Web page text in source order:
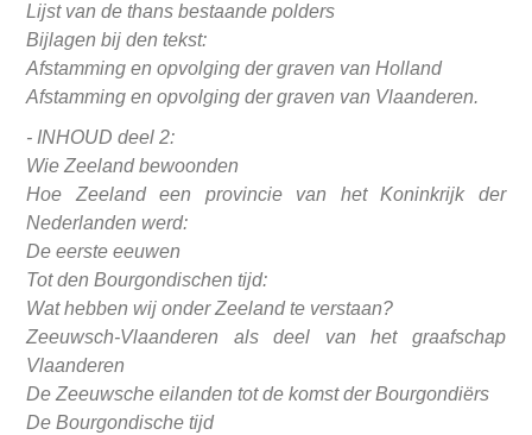
Lijst van de thans bestaande polders
Bijlagen bij den tekst:
Afstamming en opvolging der graven van Holland
Afstamming en opvolging der graven van Vlaanderen.
- INHOUD deel 2:
Wie Zeeland bewoonden
Hoe Zeeland een provincie van het Koninkrijk der
Nederlanden werd:
De eerste eeuwen
Tot den Bourgondischen tijd:
Wat hebben wij onder Zeeland te verstaan?
Zeeuwsch-Vlaanderen als deel van het graafschap
Vlaanderen
De Zeeuwsche eilanden tot de komst der Bourgondiërs
De Bourgondische tijd